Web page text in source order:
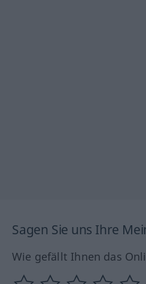
Sagen Sie uns Ihre
Wie gefällt Ihnen das